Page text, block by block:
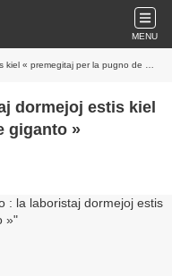
MENU
premegitaj per la pugno de giganto »
dormejoj estis kiel
giganto »